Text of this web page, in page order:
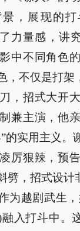
，展现的
力量感，讲
中不同角色
，不仅是打架
，招式大开
兼主演，他
的实用主义。
厉狠辣，预
劈，招式设计
为越剧武生
入打斗中。